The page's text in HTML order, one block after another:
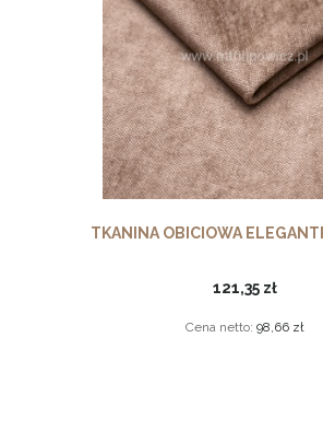
TKANINA OBICIOWA
121,35 zł
Cena netto: 98,66 zł